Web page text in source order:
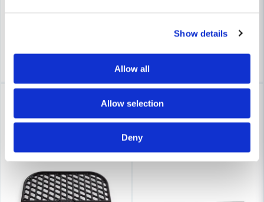
Show details
Allow all
Allow selection
Deny
Bevaka
Finns i Webblager
Köp
-16%